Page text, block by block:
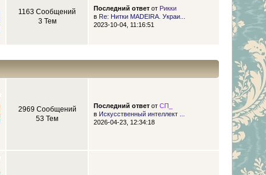
1163 Сообщений
3 Тем
Последний ответот Рикки
в Re: Нитки MADEIRA. Украи...
2023-10-04, 11:16:51
2969 Сообщений
53 Тем
Последний ответот СП_
в Искусственный интеллект ...
2026-04-23, 12:34:18